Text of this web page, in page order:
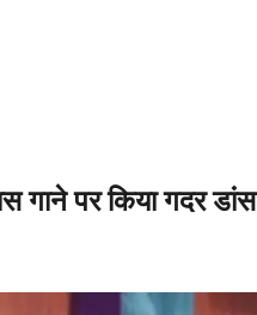
गाने पर किया गदर डांस